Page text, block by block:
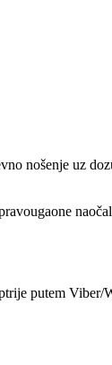
nošenje uz
putem